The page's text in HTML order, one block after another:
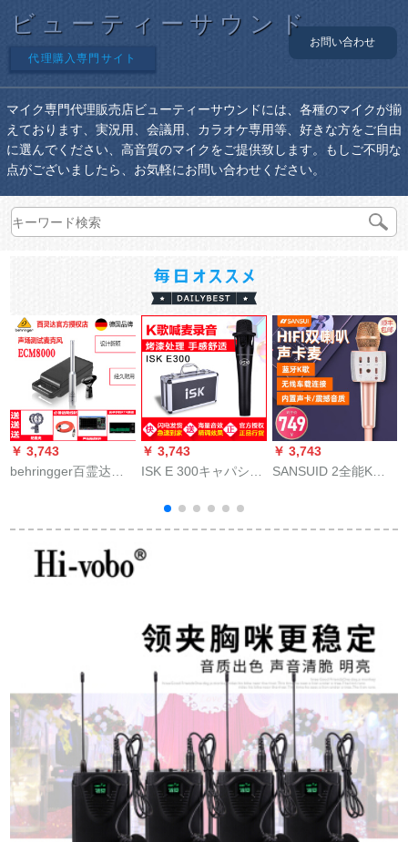
ビューティーサウンド
代理購入専門サイト
お問い合わせ
マイク専門代理販売店ビューティーサウンドには、各種のマイクが揃
えております、実況用、会議用、カラオケ専用等、好きな方をご自由
に選んでください、高音質のマイクをご提供致します。もしご不明な
点がございましたら、お気軽にお問い合わせください。
￥ 3,743
behringger百霊达
ーク
￥ 3,743
ISK E 300キャパシタ
ルセットサウンドカ
ードセット
￥ 3,743
SANSUID 2全能K歌
ケイク車カラオケ神